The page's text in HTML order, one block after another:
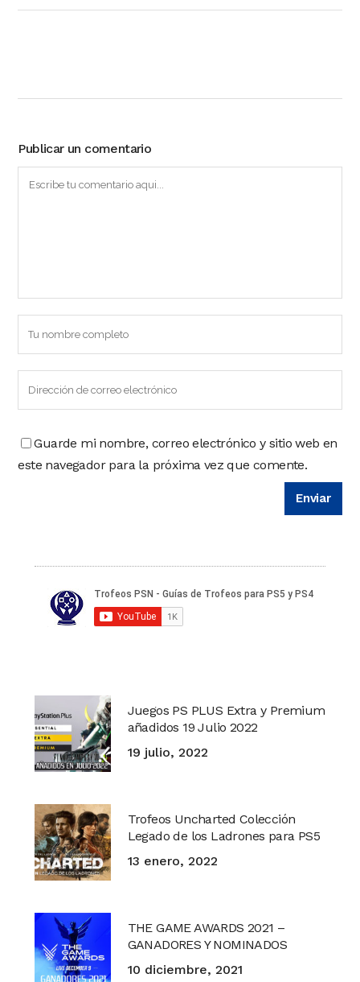
Publicar un comentario
Guarde mi nombre, correo electrónico y sitio web en
este navegador para la próxima vez que comente.
Juegos PS PLUS Extra y Premium
añadidos 19 Julio 2022
19 julio, 2022
Trofeos Uncharted Colección
Legado de los Ladrones para PS5
13 enero, 2022
THE GAME AWARDS 2021 –
GANADORES Y NOMINADOS
10 diciembre, 2021